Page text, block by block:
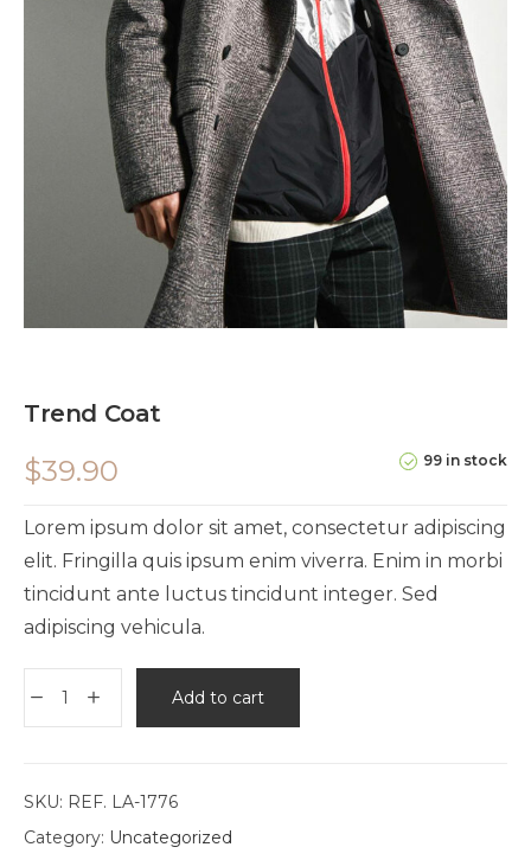
Trend Coat
99 in stock
$39.90
Lorem ipsum dolor sit amet, consectetur adipiscing
elit. Fringilla quis ipsum enim viverra. Enim in morbi
tincidunt ante luctus tincidunt integer. Sed
adipiscing vehicula.
Add to cart
SKU: REF. LA-1776
Category: Uncategorized